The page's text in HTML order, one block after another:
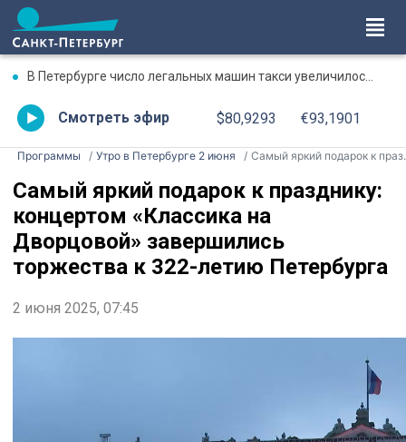
В Петербурге число легальных машин такси увеличилось почти в три раза
Смотреть эфир $80,9293 €93,1901
Программы Утро в Петербурге 2 июня Самый яркий подарок к празднику: концертом «Классика на Дворцовой» завершились торжества к 322-летию Петербурга
Самый яркий подарок к празднику:
концертом «Классика на
Дворцовой» завершились
торжества к 322-летию Петербурга
2 июня 2025, 07:45